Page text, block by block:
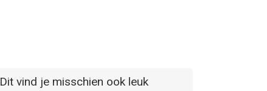
Dit vind je misschien ook leuk